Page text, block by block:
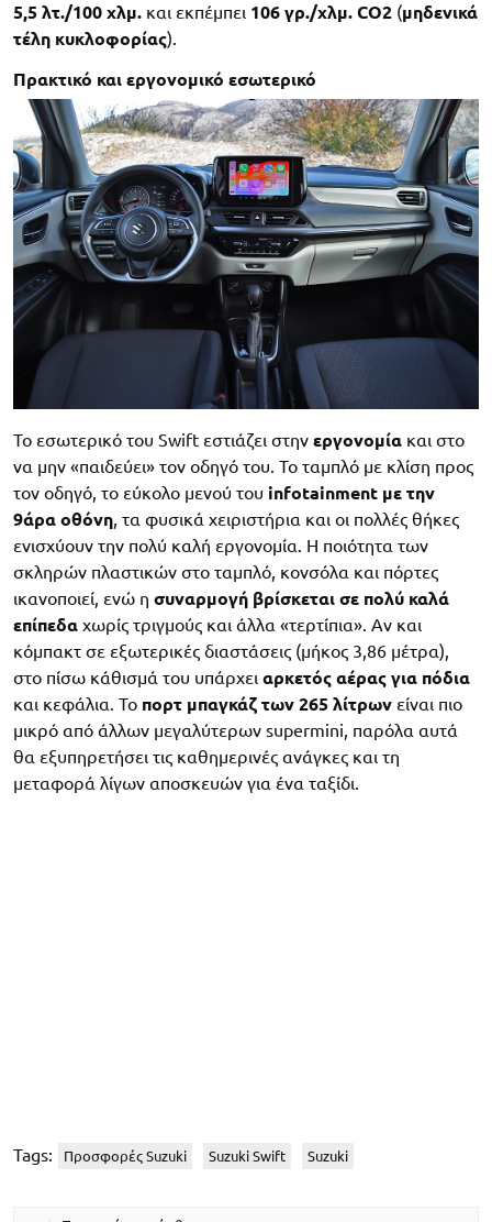
5,5 λτ./100 χλμ. και εκπέμπει 106 γρ./χλμ. CO2 (μηδενικά
τέλη κυκλοφορίας).
Πρακτικό και εργονομικό εσωτερικό
Το εσωτερικό του Swift εστιάζει στην εργονομία και στο
να μην «παιδεύει» τον οδηγό του. Το ταμπλό με κλίση προς
τον οδηγό, το εύκολο μενού του infotainment με την
9άρα οθόνη, τα φυσικά χειριστήρια και οι πολλές θήκες
ενισχύουν την πολύ καλή εργονομία. Η ποιότητα των
σκληρών πλαστικών στο ταμπλό, κονσόλα και πόρτες
ικανοποιεί, ενώ η συναρμογή βρίσκεται σε πολύ καλά
επίπεδα χωρίς τριγμούς και άλλα «τερτίπια». Αν και
κόμπακτ σε εξωτερικές διαστάσεις (μήκος 3,86 μέτρα),
στο πίσω κάθισμά του υπάρχει αρκετός αέρας για πόδια
και κεφάλια. Το πορτ μπαγκάζ των 265 λίτρων είναι πιο
μικρό από άλλων μεγαλύτερων supermini, παρόλα αυτά
θα εξυπηρετήσει τις καθημερινές ανάγκες και τη
μεταφορά λίγων αποσκευών για ένα ταξίδι.
Tags: Προσφορές Suzuki Suzuki Swift Suzuki